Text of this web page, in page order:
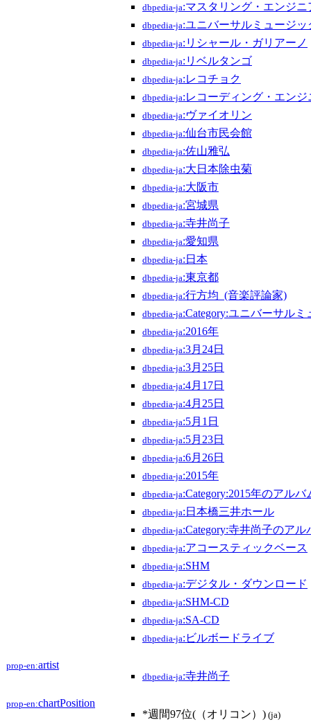
dbpedia-ja:マスタリング・エンジニ
dbpedia-ja:ユニバーサルミュージッ
dbpedia-ja:リシャール・ガリアーノ
dbpedia-ja:リベルタンゴ
dbpedia-ja:レコチョク
dbpedia-ja:レコーディング・エンジ
dbpedia-ja:ヴァイオリン
dbpedia-ja:仙台市民会館
dbpedia-ja:佐山雅弘
dbpedia-ja:大日本除虫菊
dbpedia-ja:大阪市
dbpedia-ja:宮城県
dbpedia-ja:寺井尚子
dbpedia-ja:愛知県
dbpedia-ja:日本
dbpedia-ja:東京都
dbpedia-ja:行方均_(音楽評論家)
dbpedia-ja:Category:ユニバーサル
dbpedia-ja:2016年
dbpedia-ja:3月24日
dbpedia-ja:3月25日
dbpedia-ja:4月17日
dbpedia-ja:4月25日
dbpedia-ja:5月1日
dbpedia-ja:5月23日
dbpedia-ja:6月26日
dbpedia-ja:2015年
dbpedia-ja:Category:2015年のアルバ
dbpedia-ja:日本橋三井ホール
dbpedia-ja:Category:寺井尚子のアル
dbpedia-ja:アコースティックベース
dbpedia-ja:SHM
dbpedia-ja:デジタル・ダウンロード
dbpedia-ja:SHM-CD
dbpedia-ja:SA-CD
dbpedia-ja:ビルボードライブ
prop-en:artist
dbpedia-ja:寺井尚子
prop-en:chartPosition
*週間97位(（オリコン）) (ja)